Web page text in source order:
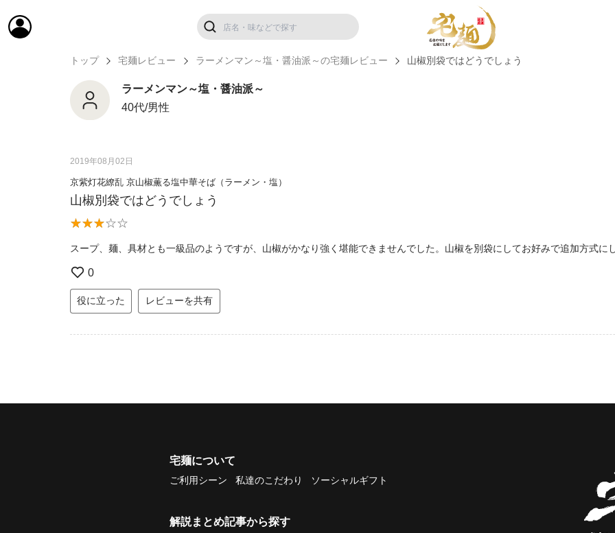
トップ 宅麺レビュー ラーメンマン～塩・醤油派～の宅麺レビュー 山椒別袋ではどうでしょう
ラーメンマン～塩・醤油派～
40代/男性
2019年08月02日
京紫灯花繚乱 京山椒薫る塩中華そば（ラーメン・塩）
山椒別袋ではどうでしょう
スープ、麺、具材とも一級品のようですが、山椒がかなり強く堪能できませんでした。山椒を別袋にしてお好みで追加方式
0
役に立った レビューを共有
宅麺について
ご利用シーン 私達のこだわり ソーシャルギフト
解説まとめ記事から探す